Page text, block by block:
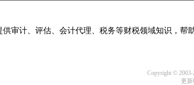
审计、评估、会计代理、税务等财税领域知识，帮
Copyright © 2003-
更新